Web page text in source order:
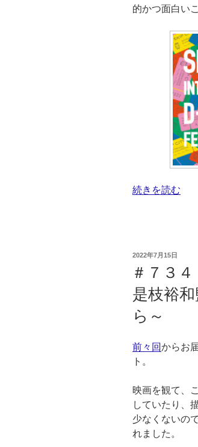
的かつ面白い
“＃
テ
ィ
国
際
シ
ネ
映
画
祭
2022”
続きを読む
投
日:
2022年7月15日
＃７３
是枝裕
ら～
前々回からお
ト。
映画を観て、
していたり、
少なくないの
れました。